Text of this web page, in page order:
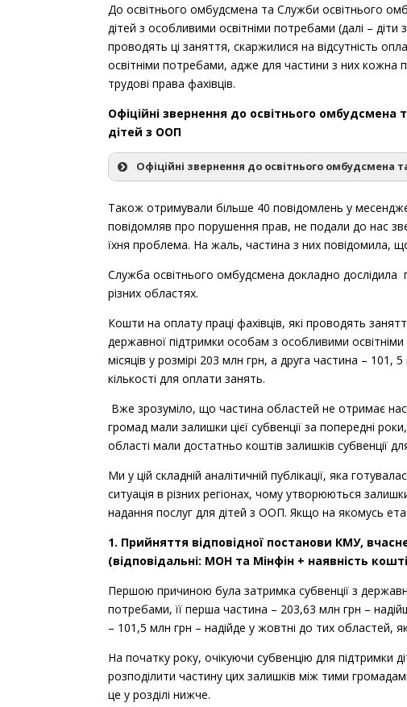
До освітнього омбудсмена та Служби освітнього
дітей з особливими освітніми потребами (далі –
проводять ці заняття, скаржилися на відсутність
освітніми потребами, адже для частини з них кожна
трудові права фахівців.
Офіційні звернення до освітнього
дітей з ООП
Офіційні звернення до освітнього омбудсмена
звернення
Область, громада
05.03.2024
Івано-Франківська
Городенківська міська
Солом’янський район
15.03.2024
м.Київ
04.04.2024
м.Київ
Святошинський район
29.04.2024
м.Київ
Святошинський район
15.06.2024
Одеська область,
Татарбунарська міська
16.06.2024
Одеська область,
Татарбунарська міська
17.07.2024
Запорізька область,
Запорізька міська
Також отримували більше 40 повідомлень у
повідомляв про порушення прав, не подали до нас
їхня проблема. На жаль, частина з них повідомила,
Служба освітнього омбудсмена докладно дослідила
різних областях.
Кошти на оплату праці фахівців, які проводять
державної підтримки особам з особливими
місяців у розмірі 203 млн грн, а друга частина – 101,
кількості для оплати занять.
Вже зрозуміло, що частина областей не отримає
громад мали залишки цієї субвенції за попередні
області мали достатньо коштів залишків субвенції
Ми у цій складній аналітичній публікації, яка
ситуація в різних регіонах, чому утворюються
надання послуг для дітей з ООП. Якщо на якомусь
1. Прийняття відповідної постанови КМУ,
(відповідальні: МОН та Мінфін + наявність
Першою причиною була затримка субвенції з
потребами, її перша частина – 203,63 млн грн –
– 101,5 млн грн – надійде у жовтні до тих областей,
На початку року, очікуючи субвенцію для підтримки
розподілити частину цих залишків між тими
це у розділі нижче.